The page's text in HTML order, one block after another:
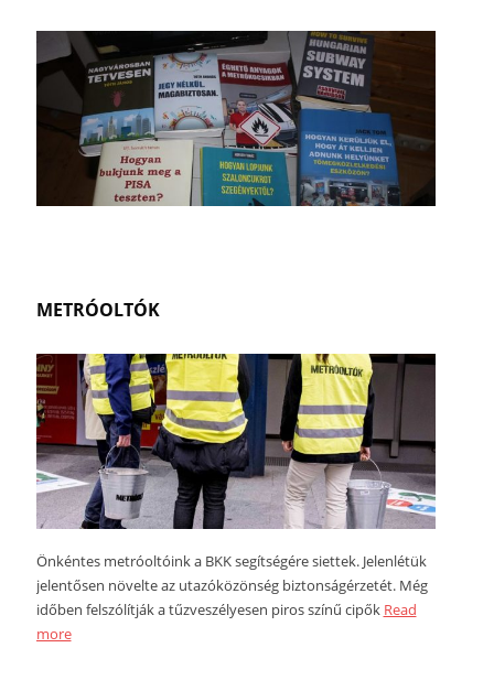
METRÓOLTÓK
Önkéntes metróoltóink a BKK segítségére siettek. Jelenlétük
jelentősen növelte az utazóközönség biztonságérzetét. Még
időben felszólítják a tűzveszélyesen piros színű cipők Read
more